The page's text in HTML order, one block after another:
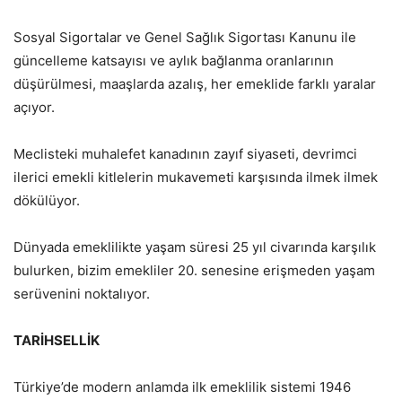
Sosyal Sigortalar ve Genel Sağlık Sigortası Kanunu ile
güncelleme katsayısı ve aylık bağlanma oranlarının
düşürülmesi, maaşlarda azalış, her emeklide farklı yaralar
açıyor.
Meclisteki muhalefet kanadının zayıf siyaseti, devrimci
ilerici emekli kitlelerin mukavemeti karşısında ilmek ilmek
dökülüyor.
Dünyada emeklilikte yaşam süresi 25 yıl civarında karşılık
bulurken, bizim emekliler 20. senesine erişmeden yaşam
serüvenini noktalıyor.
TARİHSELLİK
Türkiye’de modern anlamda ilk emeklilik sistemi 1946